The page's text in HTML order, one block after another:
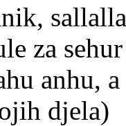
za
anhu,
djela)